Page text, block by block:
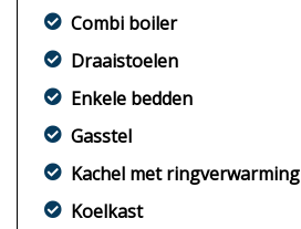
Combi boiler
Draaistoelen
Enkele bedden
Gasstel
Kachel met ringverwarming
Koelkast